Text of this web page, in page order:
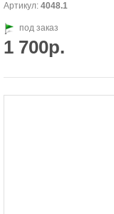
Артикул: 4048.1
под заказ
1 700р.